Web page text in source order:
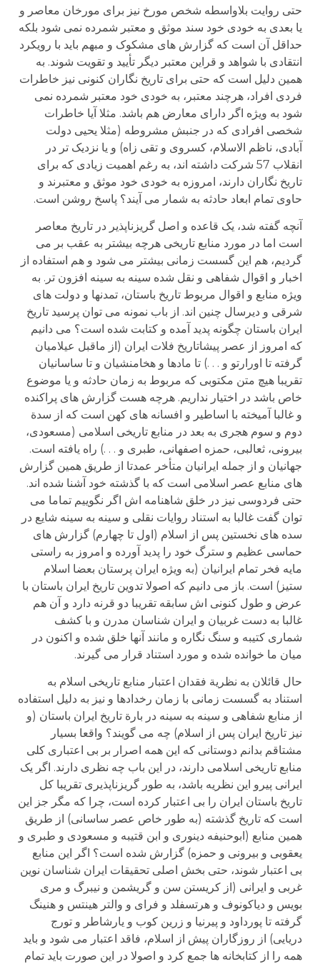
حتی روایت بلاواسطه شخص مورخ نیز برای مورخان معاصر و
یا بعدی به خودی خود سند موثق و معتبر شمرده نمی شود بلکه
حداقل آن است که گزارش های مشکوک و مبهم باید با رویکرد
انتقادی با شواهد و قراین معتبر دیگر تأیید و تقویت شوند. به
همین دلیل است که حتی برای تاریخ نگاران کنونی نیز خاطرات
فردی افراد، هرچند معتبر، به خودی خود معتبر شمرده نمی
شود به ویژه اگر دارای معارض هم باشد. مثلا آیا خاطرات
شخصی افرادی که در جنبش مشروطه (مثلا یحیی دولت
آبادی، ناظم الاسلام، کسروی و تقی زاه) و یا نزدیک تر در
انقلاب 57 شرکت داشته اند، به رغم اهمیت زیادی که برای
تاریخ نگاران دارند، امروزه به خودی خود موثق و معتبرند و
حاوی تمام ابعاد حادثه به شمار می آیند؟ پاسخ روشن است.
آنچه گفته شد، یک قاعده و اصل گریزناپذیر در تاریخ معاصر
است اما در مورد منابع تاریخی هرچه بیشتر به عقب بر می
گردیم، هم این گسست زمانی بیشتر می شود و هم استفاده از
اخبار و اقوال شفاهی و نقل شده سینه به سینه افزون تر. به
ویژه منابع و اقوال مربوط تاریخ باستان، تمدنها و دولت های
شرقی و دیرسال چنین اند. از باب نمونه می توان پرسید تاریخ
ایران باستان چگونه پدید آمده و کتابت شده است؟ می دانیم
که امروز از عصر پیشاتاریخ فلات ایران (از ماقبل عیلامیان
گرفته تا اورارتو و . . .) تا مادها و هخامنشیان و تا ساسانیان
تقریبا هیچ متن مکتوبی که مربوط به زمان حادثه و یا موضوع
خاص باشد در اختیار نداریم. هرچه هست گزارش های پراکنده
و غالبا آمیخته با اساطیر و افسانه های کهن است که از سدة
دوم و سوم هجری به بعد در منابع تاریخی اسلامی (مسعودی،
بیرونی، ثعالبی، حمزه اصفهانی، طبری و . . .) راه یافته است.
جهانیان و از جمله ایرانیان متأخر عمدتا از طریق همین گزارش
های منابع عصر اسلامی است که با گذشته خود آشنا شده اند.
حتی فردوسی نیز در خلق شاهنامه اش اگر نگوییم تماما می
توان گفت غالبا به استناد روایات نقلی و سینه به سینه شایع در
سده های نخستین پس از اسلام (اول تا چهارم) گزارش های
حماسی عظیم و سترگ خود را پدید آورده و امروز به راستی
مایه فخر تمام ایرانیان (به ویژه ایران پرستان بعضا اسلام
ستیز) است. باز می دانیم که اصولا تدوین تاریخ ایران باستان با
عرض و طول کنونی اش سابقه تقریبا دو قرنه دارد و آن هم
غالبا به دست غربیان و ایران شناسان مدرن و با کشف
شماری کتیبه و سنگ نگاره و مانند آنها خلق شده و اکنون در
میان ما خوانده شده و مورد استناد قرار می گیرند.
حال قائلان به نظریة فقدان اعتبار منابع تاریخی اسلام به
استناد به گسست زمانی با زمان رخدادها و نیز به دلیل استفاده
از منابع شفاهی و سینه به سینه در بارة تاریخ ایران باستان (و
نیز تاریخ ایران پس از اسلام) چه می گویند؟ واقعا بسیار
مشتاقم بدانم دوستانی که این همه اصرار بر بی اعتباری کلی
منابع تاریخی اسلامی دارند، در این باب چه نظری دارند. اگر یک
ایرانی پیرو این نظریه باشد، به طور گریزناپذیری تقریبا کل
تاریخ باستان ایران را بی اعتبار کرده است، چرا که مگر جز این
است که تاریخ گذشته (به طور خاص عصر ساسانی) از طریق
همین منابع (ابوحنیفه دینوری و ابن قتیبه و مسعودی و طبری و
یعقوبی و بیرونی و حمزه) گزارش شده است؟ اگر این منابع
بی اعتبار شوند، حتی بخش اصلی تحقیقات ایران شناسان نوین
غربی و ایرانی (از کریستن سن و گریشمن و نیبرگ و مری
بویس و دیاکونوف و هرتسفلد و فرای و والتر هینتس و هنینگ
گرفته تا پورداود و پیرنیا و زرین کوب و یارشاطر و تورج
دریایی) از روزگاران پیش از اسلام، فاقد اعتبار می شود و باید
همه را از کتابخانه ها جمع کرد و اصولا در این صورت باید تمام